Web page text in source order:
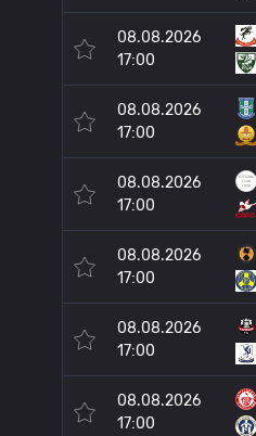
08.08.2026
17:00
08.08.2026
17:00
08.08.2026
17:00
08.08.2026
17:00
08.08.2026
17:00
08.08.2026
17:00